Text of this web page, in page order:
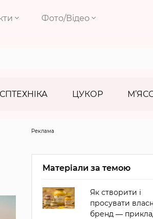
Фото/Відео
ЦУКОР
Реклама
Матеріали за темою
Як створити і
просувати
бренд ―